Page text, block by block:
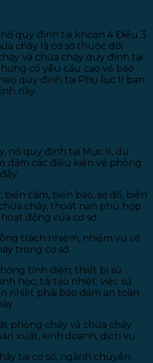
nổ quy định tại khoản 4 Điều 3
cháy là cơ sở thuộc đối
và chữa cháy quy định tại
có yêu cầu cao về bảo
quy định tại Phụ lục II ban
này.
nổ quy định tại Mục II, dự
đảm các điều kiện về phòng
cấm, biển báo, sơ đồ, biển
cháy, thoát nạn phù hợp
động của cơ sở.
trách nhiệm, nhiệm vụ về
trong cơ sở.
tĩnh điện; thiết bị sử
học, tái tạo nhiệt; việc sử
nhiệt phải bảo đảm an toàn
phòng cháy và chữa cháy
xuất, kinh doanh, dịch vụ.
tại cơ sở, ngành chuyên